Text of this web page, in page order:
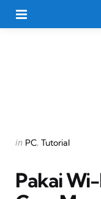
Categories
Posted
in PC Tutorial
Pakai Wi-